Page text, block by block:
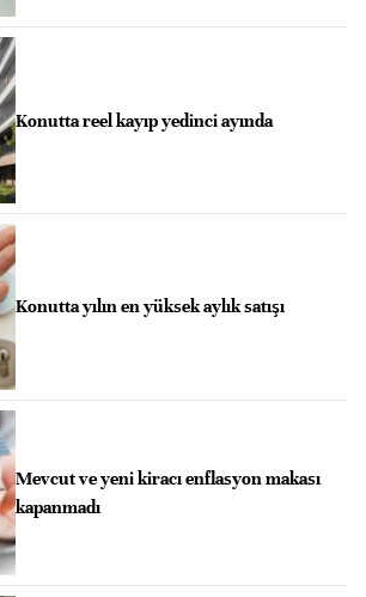
Konutta reel kayıp yedinci ayında
Konutta yılın en yüksek aylık satışı
Mevcut ve yeni kiracı enflasyon makası
kapanmadı